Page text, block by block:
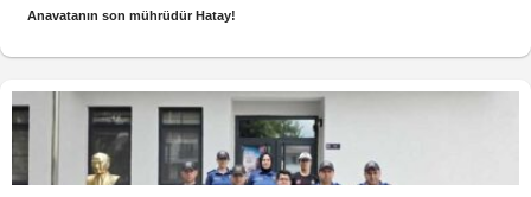
Anavatanın son mührüdür Hatay!